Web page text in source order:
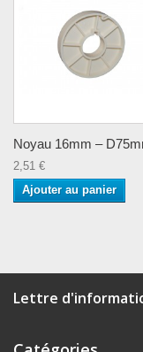
Noyau 16mm –
2,51 €
Ajouter au panier
Lettre